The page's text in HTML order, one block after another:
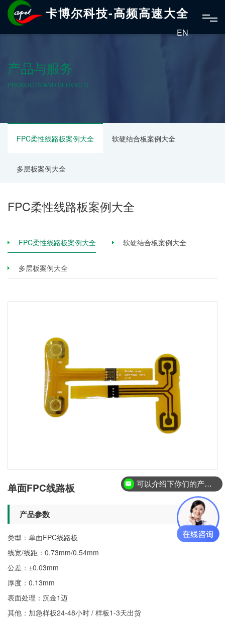
卡博尔科技-高频高速大全
EN
产品与服务
PRODUCTS AND SERVICES
FPC柔性线路板案例大全 软硬结合板案例大全
多层板案例大全
FPC柔性线路板案例大全
FPC柔性线路板案例大全 软硬结合板案例大全
多层板案例大全
单面FPC线路板
产品参数
类型：单面FPC线路板
线宽/线距：0.73mm/0.54mm
公差：±0.03mm
厚度：0.13mm
表面处理：沉金1迈
其他：加急样板24-48小时 / 样板1-3天出货
可以介绍下你们的产品么？